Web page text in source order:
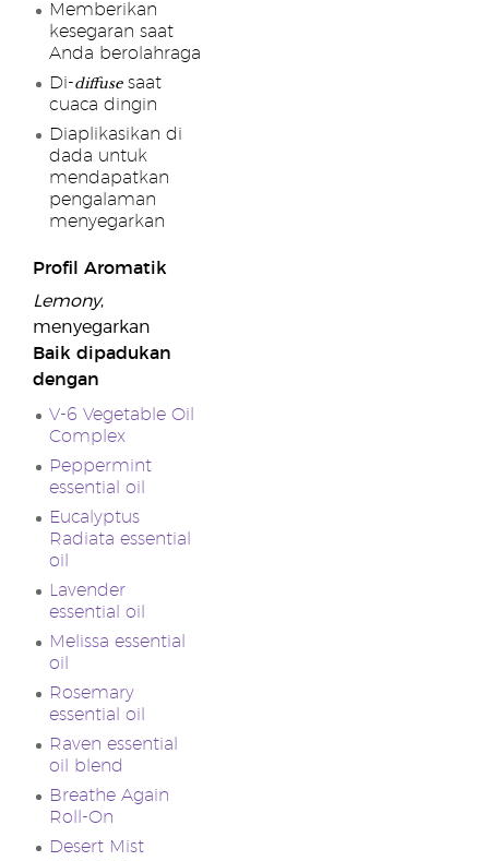
Memberikan
kesegaran saat
Anda berolahraga
Di-diffusesaat
cuaca dingin
Diaplikasikan di
dada untuk
mendapatkan
pengalaman
menyegarkan
Profil Aromatik
Lemony,
menyegarkan
Baik dipadukan
dengan
V-6 Vegetable Oil
Complex
Peppermint
essential oil
Eucalyptus
Radiata essential
oil
Lavender
essential oil
Melissa essential
oil
Rosemary
essential oil
Raven essential
oil blend
Breathe Again
Roll-On
Desert Mist